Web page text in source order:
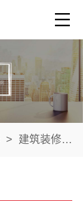
> 建筑装修材料